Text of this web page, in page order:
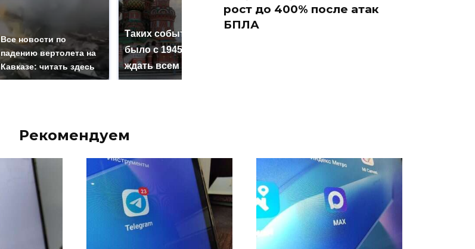
Все новости по
падению вертолета на
Кавказе: читать здесь
Таких событий не
было с 1945: чего
ждать всем нам?
рост до 400% после атак
БПЛА
Рекомендуем